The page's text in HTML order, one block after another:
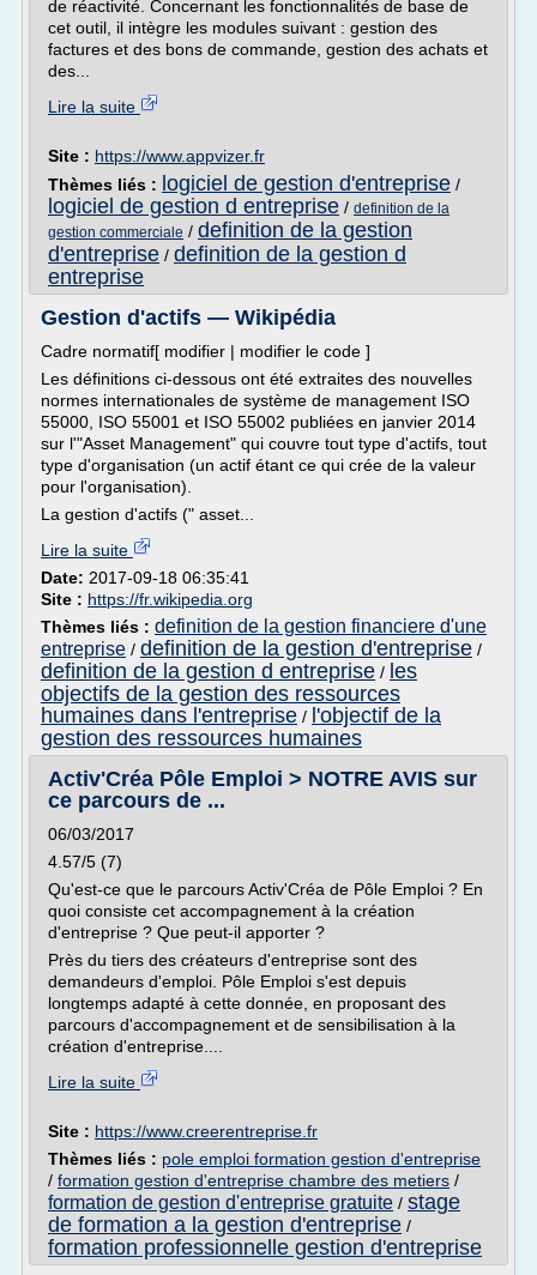
de réactivité. Concernant les fonctionnalités de base de
cet outil, il intègre les modules suivant : gestion des
factures et des bons de commande, gestion des achats et
des...
Lire la suite
Site : https://www.appvizer.fr
Thèmes liés : logiciel de gestion d'entreprise /
logiciel de gestion d entreprise / definition de la
gestion commerciale / definition de la gestion
d'entreprise / definition de la gestion d
entreprise
Gestion d'actifs — Wikipédia
Cadre normatif[ modifier | modifier le code ]
Les définitions ci-dessous ont été extraites des nouvelles
normes internationales de système de management ISO
55000, ISO 55001 et ISO 55002 publiées en janvier 2014
sur l'"Asset Management" qui couvre tout type d'actifs, tout
type d'organisation (un actif étant ce qui crée de la valeur
pour l'organisation).
La gestion d'actifs (" asset...
Lire la suite
Date: 2017-09-18 06:35:41
Site : https://fr.wikipedia.org
Thèmes liés : definition de la gestion financiere d'une
entreprise / definition de la gestion d'entreprise /
definition de la gestion d entreprise / les
objectifs de la gestion des ressources
humaines dans l'entreprise / l'objectif de la
gestion des ressources humaines
Activ'Créa Pôle Emploi > NOTRE AVIS sur
ce parcours de ...
06/03/2017
4.57/5 (7)
Qu'est-ce que le parcours Activ'Créa de Pôle Emploi ? En
quoi consiste cet accompagnement à la création
d'entreprise ? Que peut-il apporter ?
Près du tiers des créateurs d'entreprise sont des
demandeurs d'emploi. Pôle Emploi s'est depuis
longtemps adapté à cette donnée, en proposant des
parcours d'accompagnement et de sensibilisation à la
création d'entreprise....
Lire la suite
Site : https://www.creerentreprise.fr
Thèmes liés : pole emploi formation gestion d'entreprise
/ formation gestion d'entreprise chambre des metiers /
formation de gestion d'entreprise gratuite / stage
de formation a la gestion d'entreprise /
formation professionnelle gestion d'entreprise